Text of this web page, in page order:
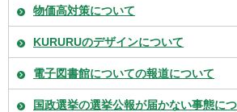
物価高対策について
KURURUのデザインについて
電子図書館についての報道について
国政選挙の選挙公報が届かない事態に